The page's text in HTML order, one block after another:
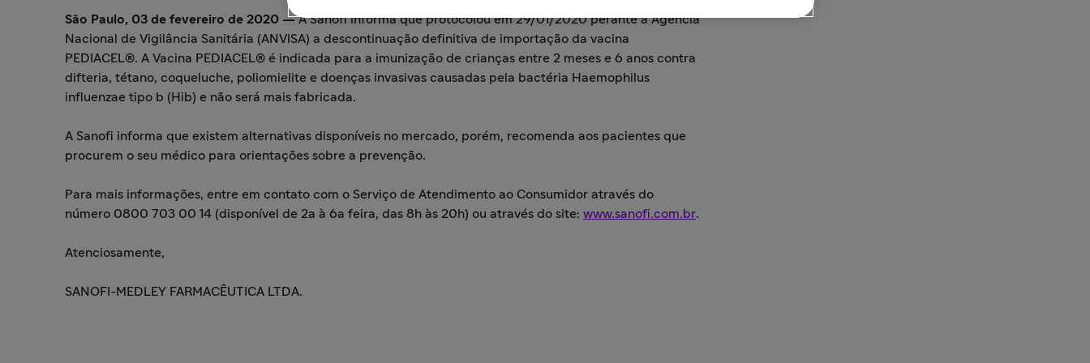
São Paulo, 03 de fevereiro de 2020 —A Sanofi informa que protocolou em 29/01/2020 perante à Agência
Nacional de Vigilância Sanitária (ANVISA) a descontinuação definitiva de importação da vacina
PEDIACEL®. A Vacina PEDIACEL® é indicada para a imunização de crianças entre 2 meses e 6 anos contra
difteria, tétano, coqueluche, poliomielite e doenças invasivas causadas pela bactéria Haemophilus
influenzae tipo b (Hib) e não será mais fabricada.
A Sanofi informa que existem alternativas disponíveis no mercado, porém, recomenda aos pacientes que
procurem o seu médico para orientações sobre a prevenção.
Para mais informações, entre em contato com o Serviço de Atendimento ao Consumidor através do
número 0800 703 00 14 (disponível de 2a à 6a feira, das 8h às 20h) ou através do site: www.sanofi.com.br.
Atenciosamente,
SANOFI-MEDLEY FARMACÊUTICA LTDA.